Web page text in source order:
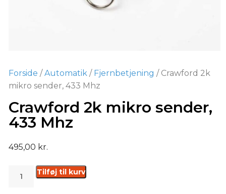
Forside /Automatik/ Fjernbetjening / Crawford 2k
mikro sender, 433 Mhz
Crawford 2k mikro sender,
433 Mhz
495,00 kr.
Tilføj til kurv